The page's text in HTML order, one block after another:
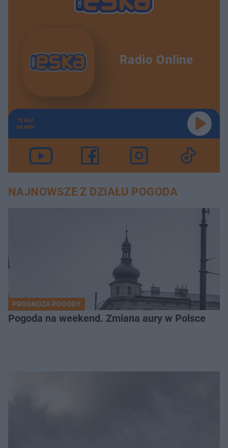
Radio Online
TERAZ
GRAMY
NAJNOWSZE Z DZIAŁU POGODA
PROGNOZA POGODY
Pogoda na weekend. Zmiana aury w Polsce